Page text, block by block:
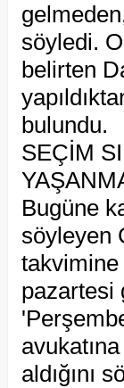
söyledi.
belirten
bulundu.
SEÇİM
Bugüne
söyleyen
takvimine
pazartesi
aldığını